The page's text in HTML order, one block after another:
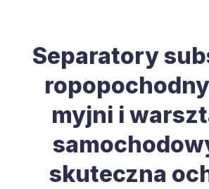
Separatory
myjni i
skuteczna